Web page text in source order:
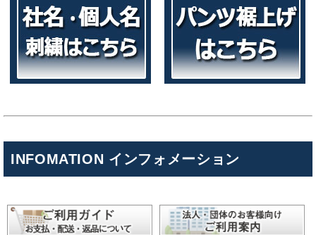
INFOMATION インフォメーション